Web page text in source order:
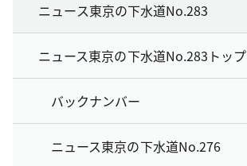
ニュース東京の下水道No.283
ニュース東京の下水道No.283トップ
バックナンバー
ニュース東京の下水道No.276